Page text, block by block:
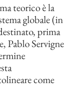
teorico è la
globale (in
prima
Pablo Servigne
come